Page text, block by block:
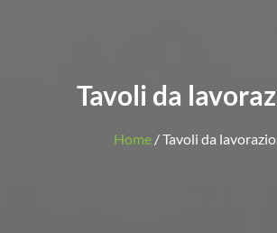
Tavoli da
Home/ Tavoli da